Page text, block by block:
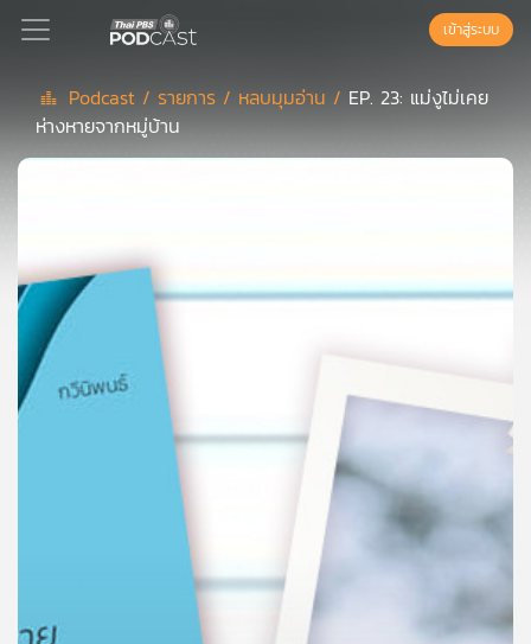
Podcast
ลิ
สต์
แนะนำ
เพล
เพลง
เข้าสู่ระบบ
Podcast / รายการ / หลบมุมอ่าน / EP. 23: แม่งูไม่เคย
ห่างหายจากหมู่บ้าน